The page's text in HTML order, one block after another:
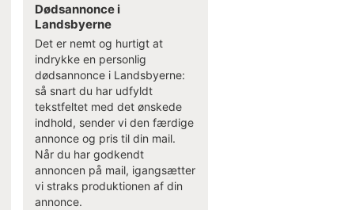
Dødsannonce i
Landsbyerne
Det er nemt og hurtigt at
indrykke en personlig
dødsannonce i Landsbyerne:
så snart du har udfyldt
tekstfeltet med det ønskede
indhold, sender vi den færdige
annonce og pris til din mail.
Når du har godkendt
annoncen på mail, igangsætter
vi straks produktionen af din
annonce.